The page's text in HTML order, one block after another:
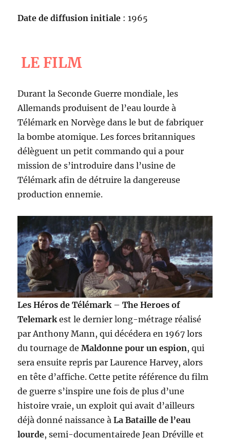
Date de diffusion initiale : 1965
LE FILM
Durant la Seconde Guerre mondiale, les
Allemands produisent de l’eau lourde à
Télémark en Norvège dans le but de fabriquer
la bombe atomique. Les forces britanniques
délèguent un petit commando qui a pour
mission de s’introduire dans l’usine de
Télémark afin de détruire la dangereuse
production ennemie.
Les Héros de Télémark –The Heroes of
Telemark est le dernier long-métrage réalisé
par Anthony Mann, qui décédera en 1967 lors
du tournage deMaldonne pour un espion, qui
sera ensuite repris par Laurence Harvey, alors
en tête d’affiche. Cette petite référence du film
de guerre s’inspire une fois de plus d’une
histoire vraie, un exploit qui avait d’ailleurs
déjà donné naissance àLa Bataille de l’eau
lourde, semi-documentairede Jean Dréville et